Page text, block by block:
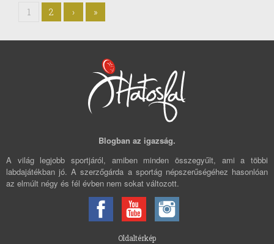
1 2 › »
Blogban az igazság.
A világ legjobb sportjáról, amiben minden összegyűlt, ami a többi
labdajátékban jó. A szerzőgárda a sportág népszerűségéhez hasonlóan
az elmúlt négy és fél évben nem sokat változott.
Oldaltérkép